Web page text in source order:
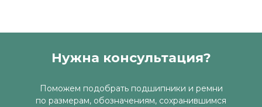
Нужна консультация?
Поможем подобрать подшипники и ремни
по размерам, обозначениям, сохранившимся